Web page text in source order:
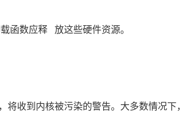
函数应释 放这些硬件资源。
收到内核被污染的警告。大多数情况下